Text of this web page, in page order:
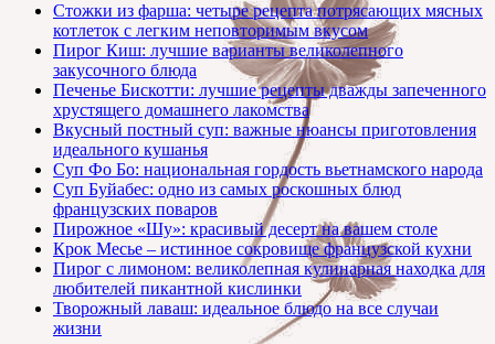
Стожки из фарша: четыре рецепта потрясающих мясных
котлеток с легким неповторимым вкусом
Пирог Киш: лучшие варианты великолепного
закусочного блюда
Печенье Бискотти: лучшие рецепты дважды запеченного
хрустящего домашнего лакомства
Вкусный постный суп: важные нюансы приготовления
идеального кушанья
Суп Фо Бо: национальная гордость вьетнамского народа
Суп Буйабес: одно из самых роскошных блюд
французских поваров
Пирожное «Шу»: красивый десерт на вашем столе
Крок Месье – истинное сокровище французской кухни
Пирог с лимоном: великолепная кулинарная находка для
любителей пикантной кислинки
Творожный лаваш: идеальное блюдо на все случаи
жизни